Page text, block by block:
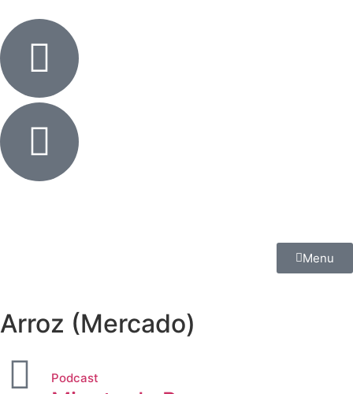
Menu
Arroz (Mercado)
Podcast